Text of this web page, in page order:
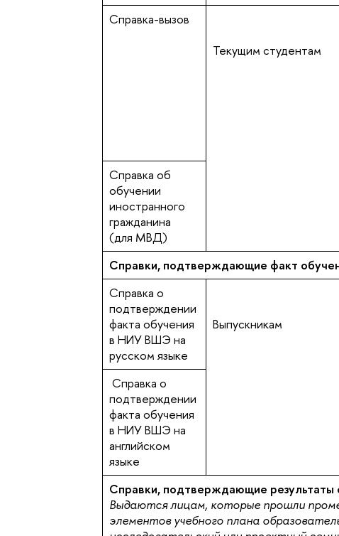
Справка-вызов
Текущим студентам
Справка об
обучении
иностранного
гражданина
(для МВД)
Справки, подтверждающие факт
Справка о
подтверждении
факта обучения
в НИУ ВШЭ на
русском языке
Выпускникам
Справка о
подтверждении
факта обучения
в НИУ ВШЭ на
английском
языке
Справки, подтверждающие результаты
Выдаются лицам, которые прошли
элементов учебного плана